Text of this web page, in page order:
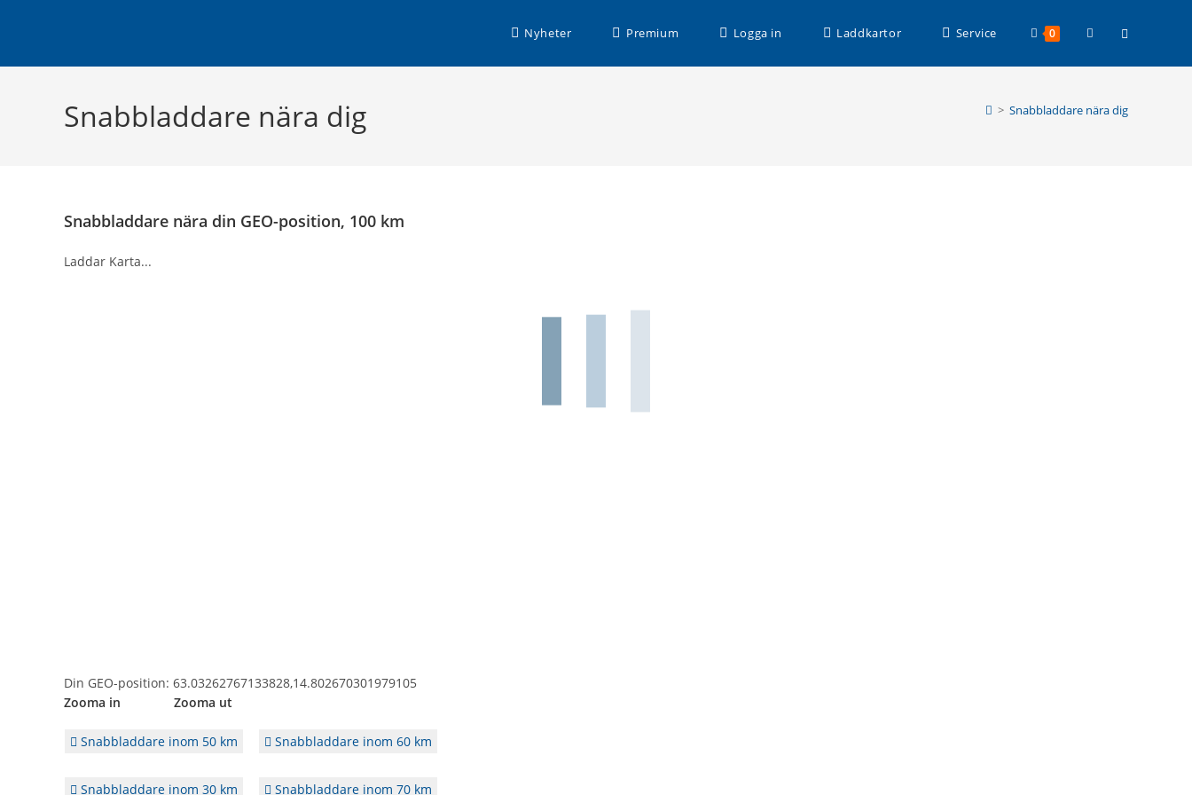
Nyheter Premium Logga in Laddkartor Service 0 Slå
Snabbladdare nära dig > Snabbladdare nära dig
Snabbladdare nära din GEO-position, 100 km
Laddar Karta...
Din GEO-position: 63.03262767133828,14.802670301979105
Zooma in Zooma ut
Snabbladdare inom 50 km Snabbladdare inom 60 km
Snabbladdare inom 30 km Snabbladdare inom 70 km